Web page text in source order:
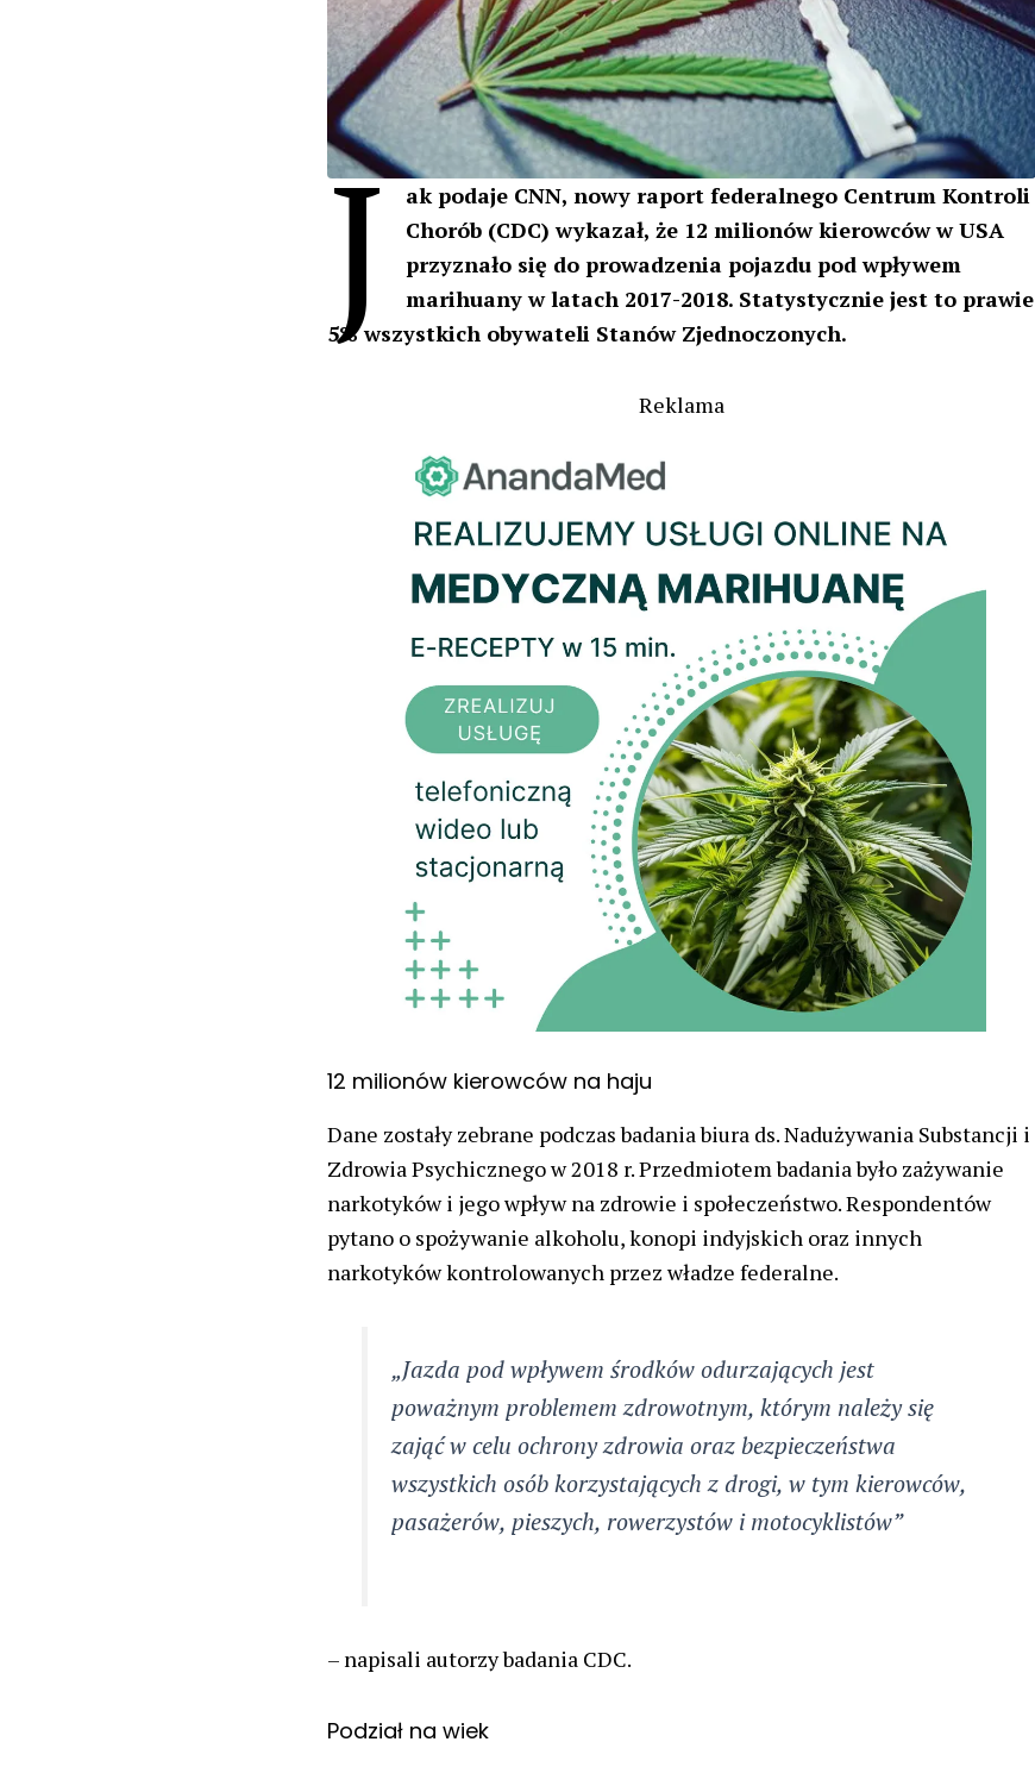
r
J
ak podaje CNN, nowy raport federalnego Centrum Kontroli
Chorób (CDC) wykazał, że 12 milionów kierowców w USA
przyznało się do prowadzenia pojazdu pod wpływem
marihuany w latach 2017-2018. Statystycznie jest to prawie
5% wszystkich obywateli Stanów Zjednoczonych.
Reklama
12 milionów kierowców na haju
Dane zostały zebrane podczas badania biura ds. Nadużywania Substancji i
Zdrowia Psychicznego w 2018 r. Przedmiotem badania było zażywanie
narkotyków i jego wpływ na zdrowie i społeczeństwo. Respondentów
pytano o spożywanie alkoholu, konopi indyjskich oraz innych
narkotyków kontrolowanych przez władze federalne.
„Jazda pod wpływem środków odurzających jest
poważnym problemem zdrowotnym, którym należy się
zająć w celu ochrony zdrowia oraz bezpieczeństwa
wszystkich osób korzystających z drogi, w tym kierowców,
pasażerów, pieszych, rowerzystów i motocyklistów”
– napisali autorzy badania CDC.
Podział na wiek